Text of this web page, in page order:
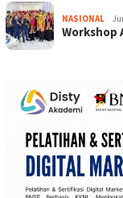
NASIONAL
Workshop